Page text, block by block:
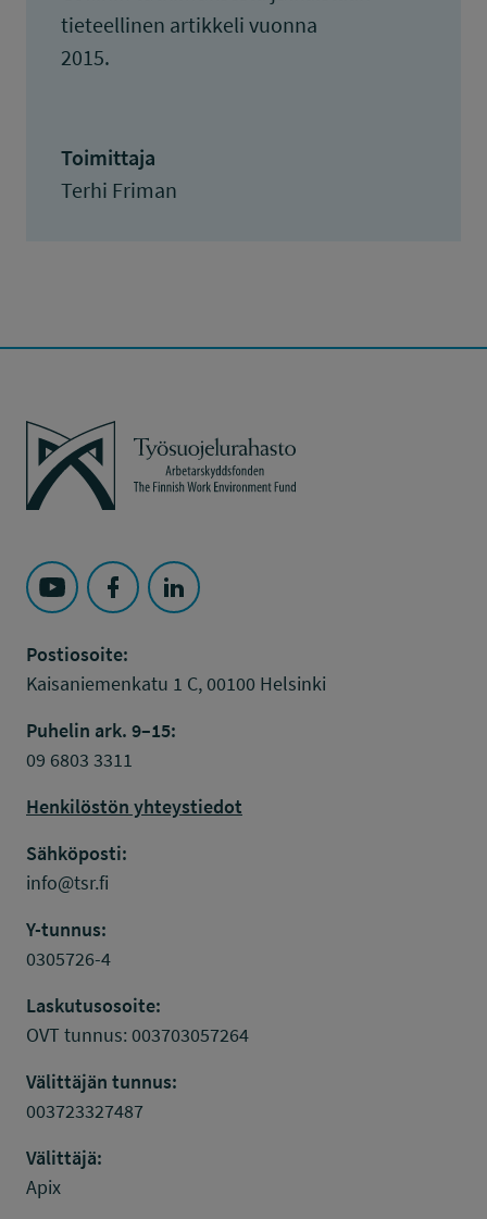
tieteellinen artikkeli vuonna
2015.
Toimittaja
Terhi Friman
Työsuojelurahasto
Seuraa Työsuojelurahasto kohteessa: YouTube
Seuraa Työsuojelurahasto kohteessa:
Seuraa Työsuojelurahasto kohteessa:
Postiosoite:
Kaisaniemenkatu 1 C, 00100 Helsinki
Puhelin ark. 9–15:
09 6803 3311
Henkilöstön yhteystiedot
Sähköposti:
info@tsr.fi
Y-tunnus:
0305726-4
Laskutusosoite:
OVT tunnus: 003703057264
Välittäjän tunnus:
003723327487
Välittäjä:
Apix